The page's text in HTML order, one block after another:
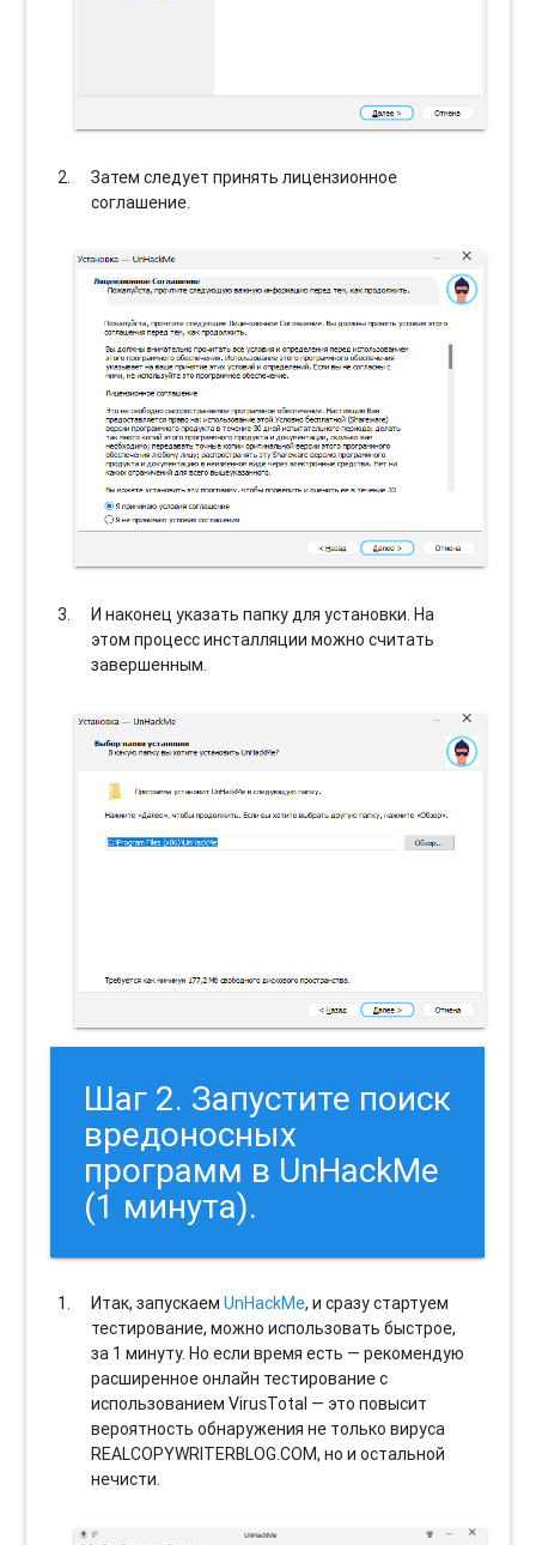
Затем следует принять лицензионное
соглашение.
И наконец указать папку для установки. На
этом процесс инсталляции можно считать
завершенным.
Шаг 2. Запустите поиск
вредоносных
программ в UnHackMe
(1 минута).
Итак, запускаемUnHackMe, и сразу стартуем
тестирование, можно использовать быстрое,
за 1 минуту. Но если время есть — рекомендую
расширенное онлайн тестирование с
использованием VirusTotal — это повысит
вероятность обнаружения не только вируса
REALCOPYWRITERBLOG.COM, но и остальной
нечисти.